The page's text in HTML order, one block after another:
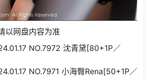
以网盘内容为准
NO.7972 沈青黛[80+1P／
NO.7971 小海臀Rena[50+1P／